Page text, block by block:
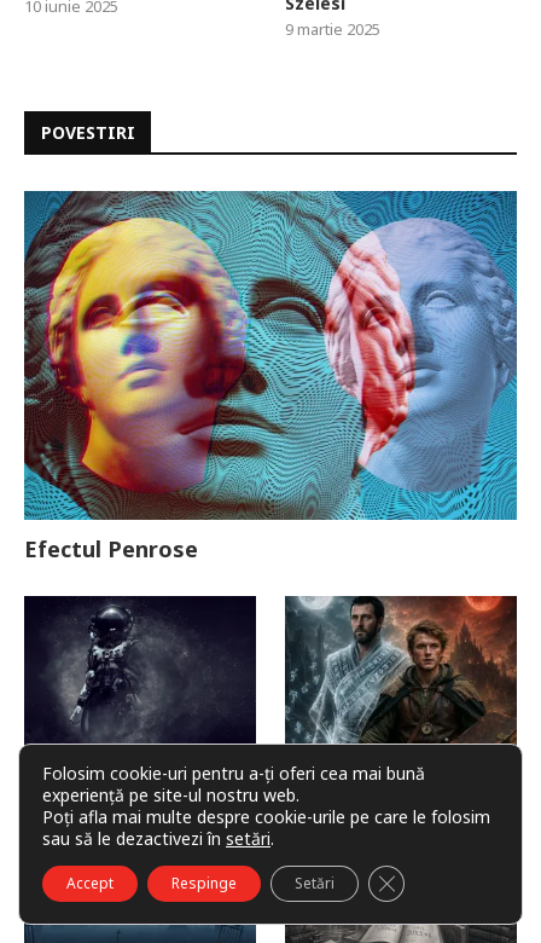
10 iunie 2025
9 martie 2025
POVESTIRI
Efectul Penrose
Misiune în afara cupolei Invoker (video)
Folosim cookie-uri pentru a-ți oferi cea mai bună
experiență pe site-ul nostru web.
Poți afla mai multe despre cookie-urile pe care le folosim
sau să le dezactivezi în setări.
Accept Respinge Setări CLOSE GDPR